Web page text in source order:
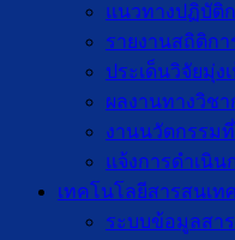
แนวทางปฏิบัติ
รายงานสถิติก
ประเด็นวิจัยมุ่ง
ผลงานทางวิช
งานนวัตกรรม
แจ้งการดำเนิน
เทคโนโลยีสารสนเท
ระบบข้อมูลสา